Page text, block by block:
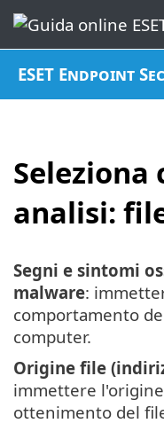
ESET Endpoint
Seleziona
analisi:
Segni e sintomi
malware:
comportamento
computer.
Origine file
immettere
ottenimento del